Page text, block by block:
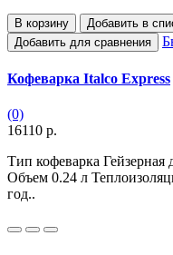
В корзину
Добавить в
Добавить для сравнения
Кофеварка Italco Express
(0)
16110 р.
Тип кофеварка
Объем 0.24 л
год..